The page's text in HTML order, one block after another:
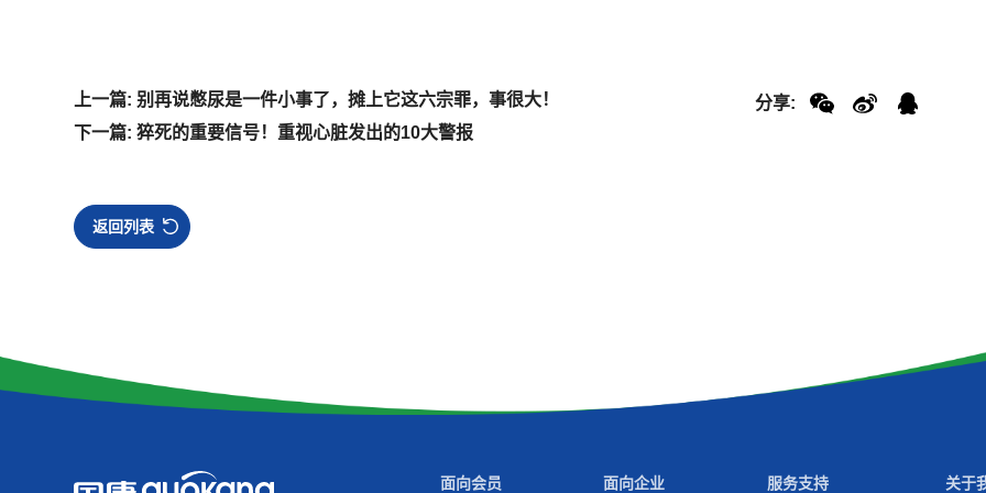
上一篇: 别再说憋尿是一件小事了，摊上它这六宗罪，事很大！
下一篇: 猝死的重要信号！重视心脏发出的10大警报
分享:
返回列表
面向会员 面向企业 服务支持 关于